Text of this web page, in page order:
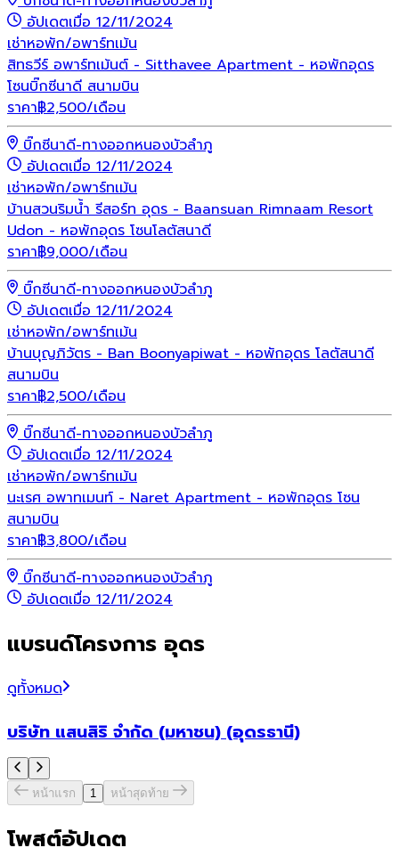
อัปเดตเมื่อ 12/11/2024
เช่าหอพัก/อพาร์ทเม้น
สิทธวีร์ อพาร์ทเม้นต์ - Sitthavee Apartment - หอพักอุดร
โซนบิ๊กซีนาดี สนามบิน
ราคา฿2,500/เดือน
บิ๊กซีนาดี-ทางออกหนองบัวลำภู
อัปเดตเมื่อ 12/11/2024
เช่าหอพัก/อพาร์ทเม้น
บ้านสวนริมน้ำ รีสอร์ท อุดร - Baansuan Rimnaam Resort
Udon - หอพักอุดร โซนโลตัสนาดี
ราคา฿9,000/เดือน
บิ๊กซีนาดี-ทางออกหนองบัวลำภู
อัปเดตเมื่อ 12/11/2024
เช่าหอพัก/อพาร์ทเม้น
บ้านบุญภิวัตร - Ban Boonyapiwat - หอพักอุดร โลตัสนาดี
สนามบิน
ราคา฿2,500/เดือน
บิ๊กซีนาดี-ทางออกหนองบัวลำภู
อัปเดตเมื่อ 12/11/2024
เช่าหอพัก/อพาร์ทเม้น
นะเรศ อพาทเมนท์ - Naret Apartment - หอพักอุดร โซน
สนามบิน
ราคา฿3,800/เดือน
บิ๊กซีนาดี-ทางออกหนองบัวลำภู
อัปเดตเมื่อ 12/11/2024
แบรนด์โครงการ อุดร
ดูทั้งหมด
บริษัท แสนสิริ จำกัด (มหาชน) (อุดรธานี)
หน้าแรก 1 หน้าสุดท้าย
โพสต์อัปเดต